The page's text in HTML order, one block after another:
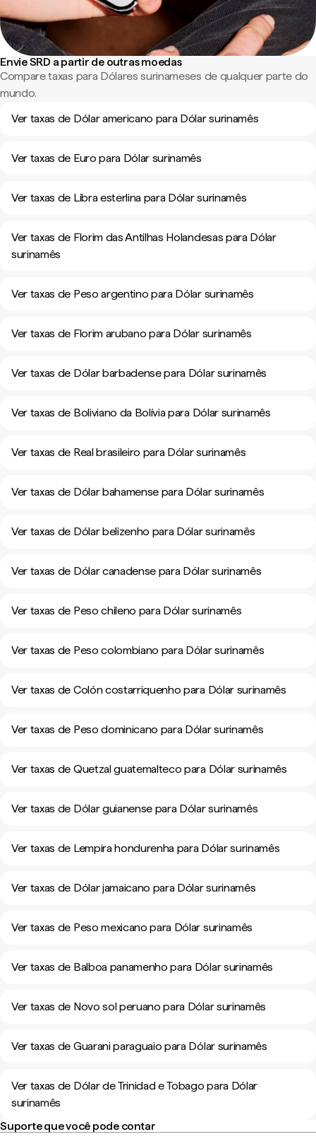
Envie SRD a partir de outras moedas
Compare taxas para Dólares surinameses de qualquer parte do
mundo.
Ver taxas de Dólar americano para Dólar surinamês
Ver taxas de Euro para Dólar surinamês
Ver taxas de Libra esterlina para Dólar surinamês
Ver taxas de Florim das Antilhas Holandesas para Dólar
surinamês
Ver taxas de Peso argentino para Dólar surinamês
Ver taxas de Florim arubano para Dólar surinamês
Ver taxas de Dólar barbadense para Dólar surinamês
Ver taxas de Boliviano da Bolívia para Dólar surinamês
Ver taxas de Real brasileiro para Dólar surinamês
Ver taxas de Dólar bahamense para Dólar surinamês
Ver taxas de Dólar belizenho para Dólar surinamês
Ver taxas de Dólar canadense para Dólar surinamês
Ver taxas de Peso chileno para Dólar surinamês
Ver taxas de Peso colombiano para Dólar surinamês
Ver taxas de Colón costarriquenho para Dólar surinamês
Ver taxas de Peso dominicano para Dólar surinamês
Ver taxas de Quetzal guatemalteco para Dólar surinamês
Ver taxas de Dólar guianense para Dólar surinamês
Ver taxas de Lempira hondurenha para Dólar surinamês
Ver taxas de Dólar jamaicano para Dólar surinamês
Ver taxas de Peso mexicano para Dólar surinamês
Ver taxas de Balboa panamenho para Dólar surinamês
Ver taxas de Novo sol peruano para Dólar surinamês
Ver taxas de Guarani paraguaio para Dólar surinamês
Ver taxas de Dólar de Trinidad e Tobago para Dólar
surinamês
Suporte que você pode contar